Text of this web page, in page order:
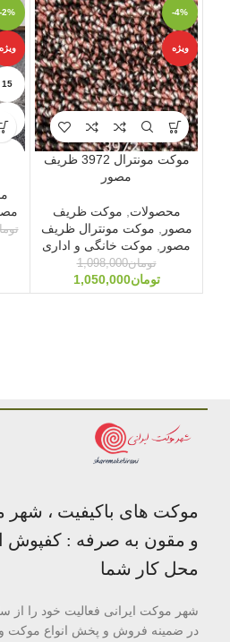
-4%
ویژه
موکت مونترال 3972 ظریف
مصور
محصولات
موکت ظریف
مصور
موکت مونترال ظریف
مصور
موکت خانگی و اداری
تومان1,098,000
تومان1,050,000
-2%
ویژه
15
18
موکت های باکیفیت ، شهر
و مقون به صرفه : کفپوش
محل کار شما
در ضمینه فروش و پخش انواع موکت و